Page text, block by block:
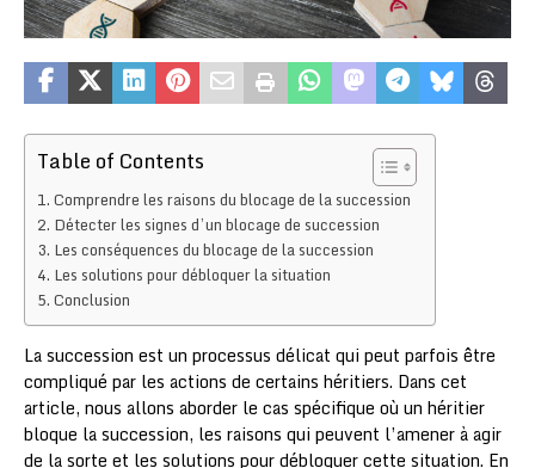
Table of Contents
Comprendre les raisons du blocage de la succession
Détecter les signes d’un blocage de succession
Les conséquences du blocage de la succession
Les solutions pour débloquer la situation
Conclusion
La succession est un processus délicat qui peut parfois être
compliqué par les actions de certains héritiers. Dans cet
article, nous allons aborder le cas spécifique où un héritier
bloque la succession, les raisons qui peuvent l’amener à agir
de la sorte et les solutions pour débloquer cette situation. En